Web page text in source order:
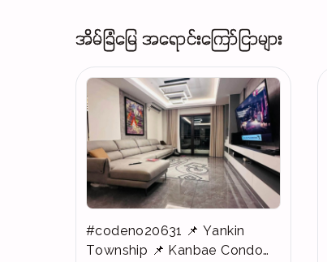
အိမ်ခြံမြေ အရောင်းကြော်ငြာများ
#codeno20631 📌 Yankin
Township 📌 Kanbae Condo